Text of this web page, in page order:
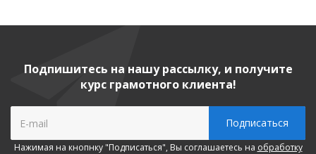
Подпишитесь на нашу рассылку, и получите
курс грамотного клиента!
Нажимая на кнопнку "Подписаться", Вы соглашаетесь на обработку